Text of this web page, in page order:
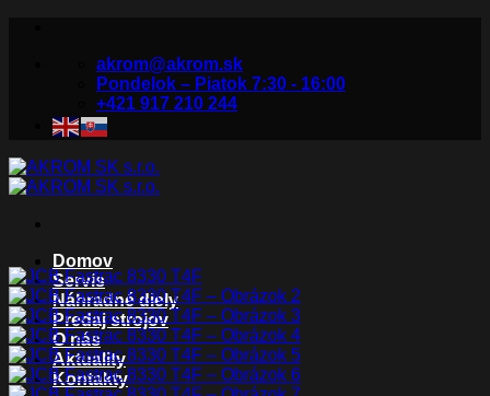
akrom@akrom.sk
Pondelok – Piatok 7:30 - 16:00
+421 917 210 244
Domov
Servis
Náhradné diely
Predaj strojov
O nás
Aktuality
Kontakty